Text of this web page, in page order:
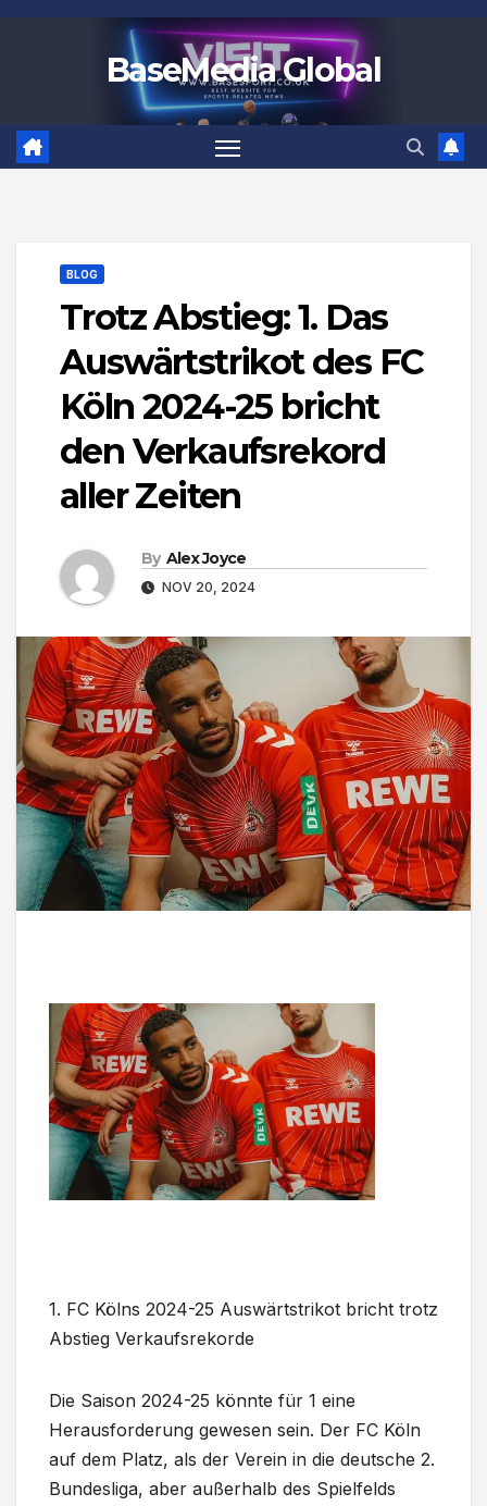
BaseMedia Global
BLOG
Trotz Abstieg: 1. Das
Auswärtstrikot des FC
Köln 2024-25 bricht
den Verkaufsrekord
aller Zeiten
By Alex Joyce
NOV 20, 2024
1. FC Kölns 2024-25 Auswärtstrikot bricht trotz
Abstieg Verkaufsrekorde
Die Saison 2024-25 könnte für 1 eine
Herausforderung gewesen sein. Der FC Köln
auf dem Platz, als der Verein in die deutsche 2.
Bundesliga, aber außerhalb des Spielfelds